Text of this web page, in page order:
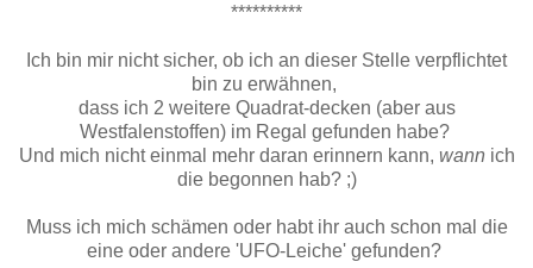
**********
Ich bin mir nicht sicher, ob ich an dieser Stelle verpflichtet
bin zu erwähnen,
dass ich 2 weitere Quadrat-decken (aber aus
Westfalenstoffen) im Regal gefunden habe?
Und mich nicht einmal mehr daran erinnern kann, wann ich
die begonnen hab? ;)
Muss ich mich schämen oder habt ihr auch schon mal die
eine oder andere 'UFO-Leiche' gefunden?